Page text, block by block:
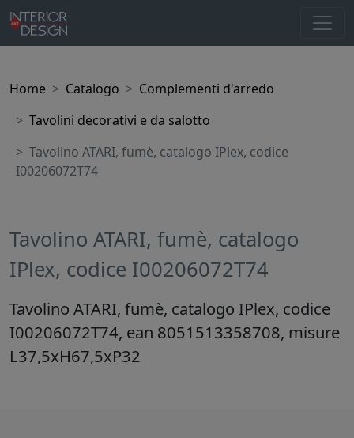
Home Catalogo
Complementi d'arredo
Tavolini decorativi e da salotto
Tavolino ATARI, fumè, catalogo IPlex, codice
I00206072T74
Tavolino ATARI, fumè, catalogo
IPlex, codice I00206072T74
Tavolino ATARI, fumè, catalogo IPlex, codice
I00206072T74, ean 8051513358708, misure
L37,5xH67,5xP32